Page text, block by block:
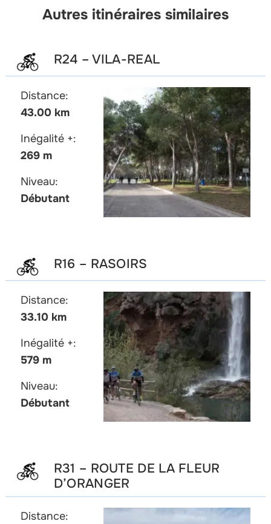
Autres itinéraires similaires
R24 – VILA-REAL
Distance:
43.00 km
Inégalité +:
269 m
Niveau:
Débutant
R16 – RASOIRS
Distance:
33.10 km
Inégalité +:
579 m
Niveau:
Débutant
R31 – ROUTE DE LA FLEUR
D’ORANGER
Distance: